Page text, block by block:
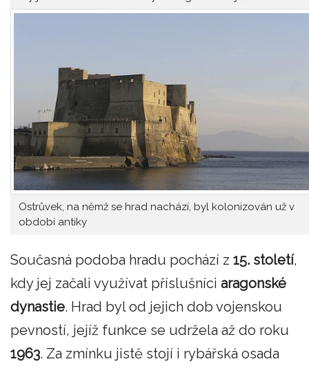
Ostrůvek, na němž se hrad nachází, byl kolonizován už v
období antiky
Současná podoba hradu pochází z 15. století,
kdy jej začali využívat příslušníci aragonské
dynastie. Hrad byl od jejich dob vojenskou
pevností, jejíž funkce se udržela až do roku
1963. Za zmínku jistě stojí i rybářská osada